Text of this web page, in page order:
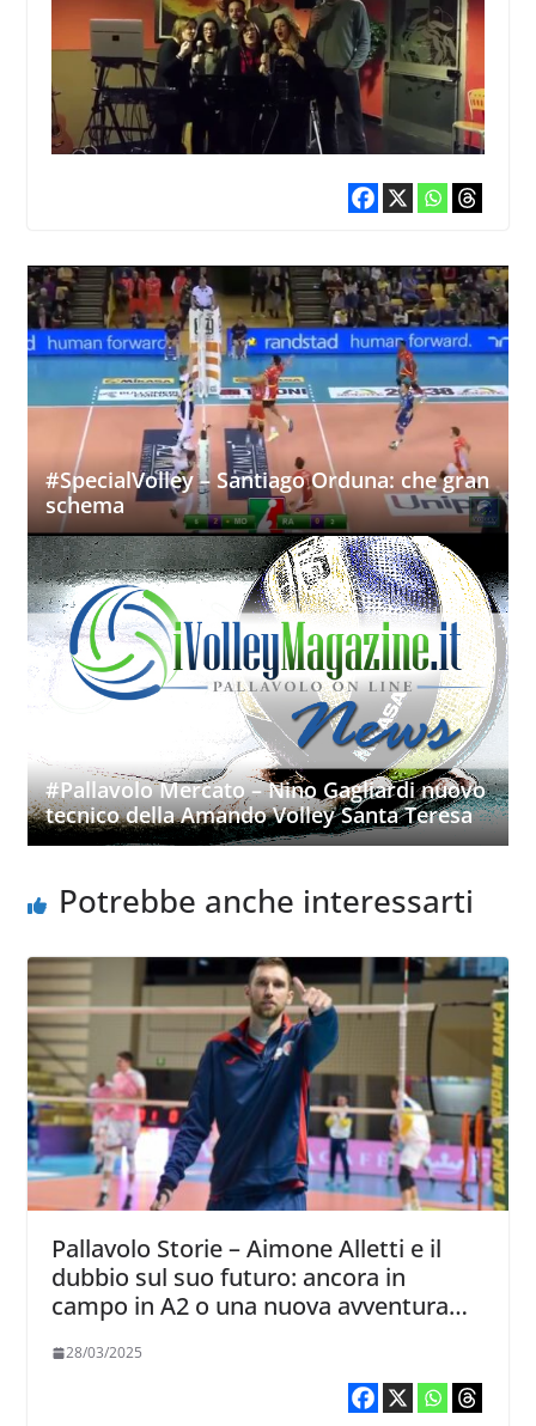
#SpecialVolley – Santiago Orduna: che gran
schema
#Pallavolo Mercato – Nino Gagliardi nuovo
tecnico della Amando Volley Santa Teresa
Potrebbe anche interessarti
Pallavolo Storie – Aimone Alletti e il
dubbio sul suo futuro: ancora in
campo in A2 o una nuova avventura
28/03/2025